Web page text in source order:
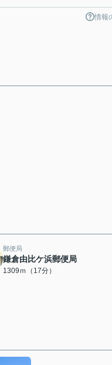
情報
郵便局
鎌倉由比ケ浜郵便局
1309ｍ（17分）